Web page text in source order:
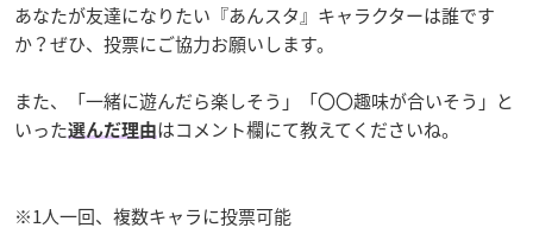
あなたが友達になりたい『あんスタ』キャラクターは誰です
か？ぜひ、投票にご協力お願いします。
また、「一緒に遊んだら楽しそう」「〇〇趣味が合いそう」と
いった選んだ理由はコメント欄にて教えてくださいね。
※1人一回、複数キャラに投票可能